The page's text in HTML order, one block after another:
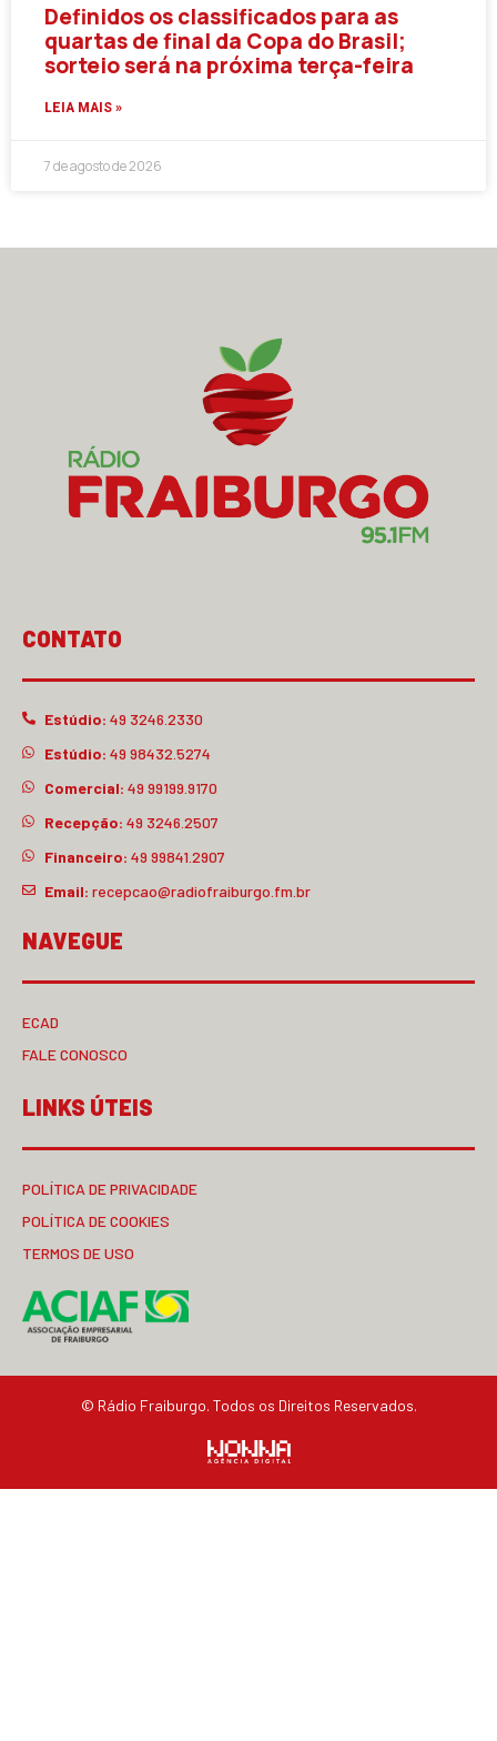
Definidos os classificados para as
quartas de final da Copa do Brasil;
sorteio será na próxima terça-feira
LEIA MAIS »
7 de agosto de 2026
CONTATO
Estúdio: 49 3246.2330
Estúdio: 49 98432.5274
Comercial: 49 99199.9170
Recepção: 49 3246.2507
Financeiro: 49 99841.2907
Email: recepcao@radiofraiburgo.fm.br
NAVEGUE
ECAD
FALE CONOSCO
LINKS ÚTEIS
POLÍTICA DE PRIVACIDADE
POLÍTICA DE COOKIES
TERMOS DE USO
© Rádio Fraiburgo. Todos os Direitos Reservados.